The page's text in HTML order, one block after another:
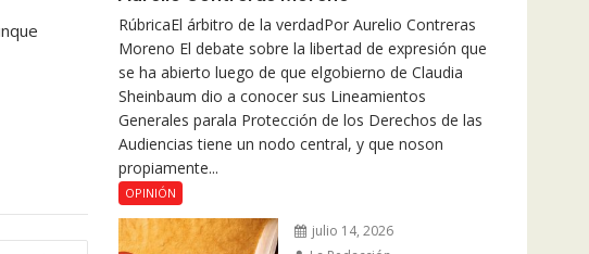
RúbricaEl árbitro de la verdadPor Aurelio Contreras
Moreno El debate sobre la libertad de expresión que
se ha abierto luego de que elgobierno de Claudia
Sheinbaum dio a conocer sus Lineamientos
Generales parala Protección de los Derechos de las
Audiencias tiene un nodo central, y que noson
propiamente...
OPINIÓN
julio 14, 2026